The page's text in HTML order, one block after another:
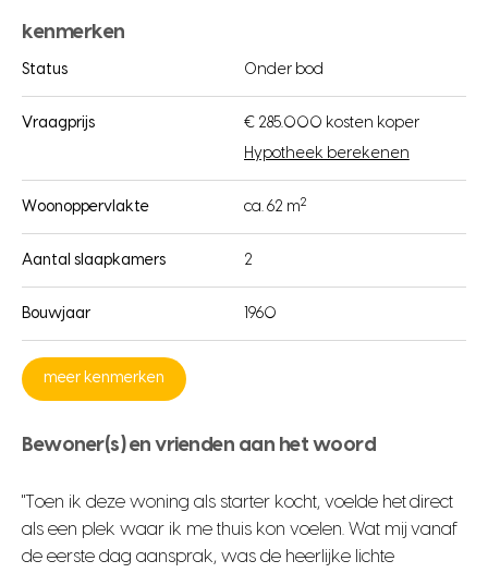
kenmerken
Status Onder bod
Vraagprijs
€ 285.000 kosten koper
Hypotheek berekenen
Woonoppervlakte ca. 62 m2
Aantal slaapkamers 2
Bouwjaar 1960
meer kenmerken
Bewoner(s) en vrienden aan het woord
"Toen ik deze woning als starter kocht, voelde het direct
als een plek waar ik me thuis kon voelen. Wat mij vanaf
de eerste dag aansprak, was de heerlijke lichte